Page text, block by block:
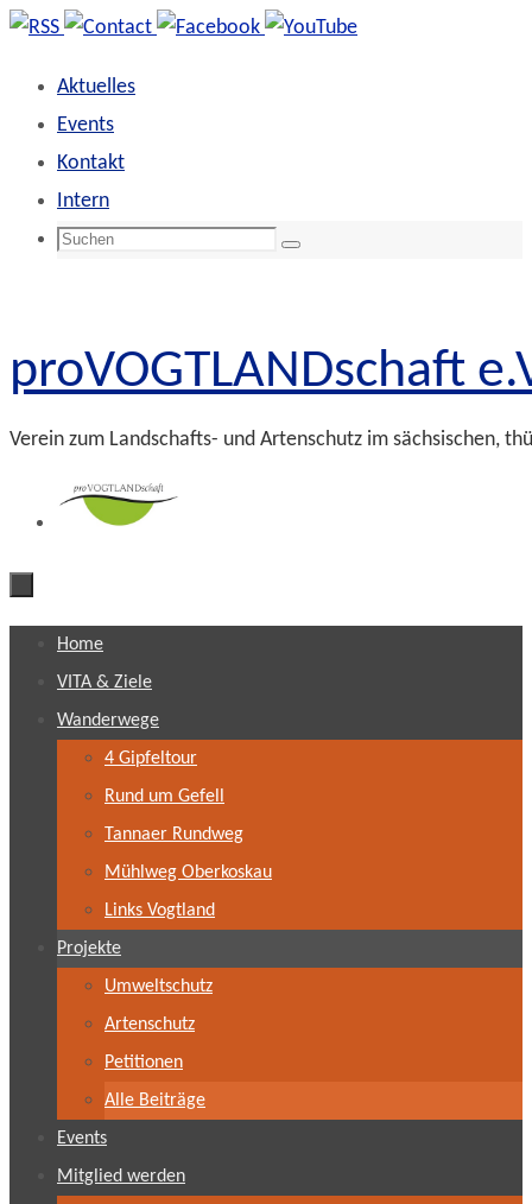
Zum
springen
Aktuelles
Events
Kontakt
Intern
Suchen
Suchen
proVOGTLANDschaft
Verein zum Landschafts- und Artenschutz im sächsischen,
Inhalt
springen
Home
VITA & Ziele
Wanderwege
4 Gipfeltour
Rund um Gefell
Tannaer Rundweg
Mühlweg Oberkoskau
Links Vogtland
Projekte
Umweltschutz
Artenschutz
Petitionen
Alle Beiträge
Events
Mitglied werden